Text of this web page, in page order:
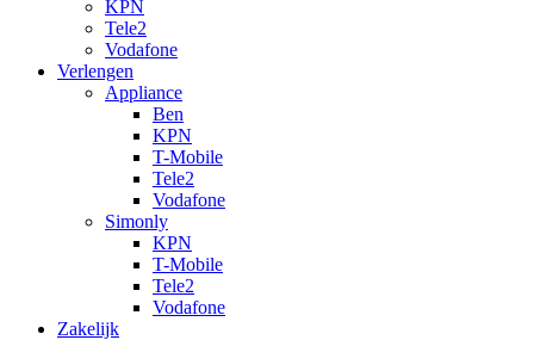
KPN
Tele2
Vodafone
Verlengen
Appliance
Ben
KPN
T-Mobile
Tele2
Vodafone
Simonly
KPN
T-Mobile
Tele2
Vodafone
Zakelijk